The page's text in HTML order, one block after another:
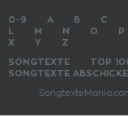
0-9 A B C
M N O P
X
Y Z
SONGTEXTE TOP
SONGTEXTE